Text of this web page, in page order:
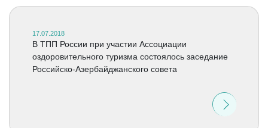
17.07.2018
В ТПП России при участии Ассоциации
оздоровительного туризма состоялось заседание
Российско-Азербайджанского совета